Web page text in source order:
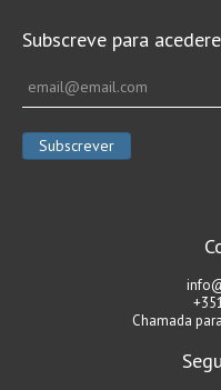
Subscreve para
Chamada